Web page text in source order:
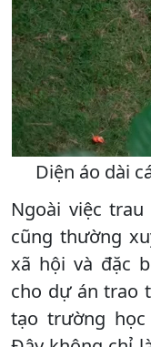
Diện áo dài
Ngoài việc
cũng thường
xã hội và đặc
cho dự án trao
tạo trường học